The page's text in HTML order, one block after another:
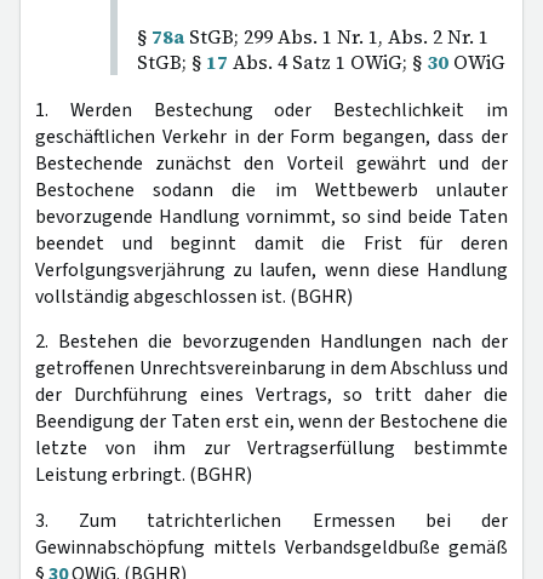
§ 78a StGB; 299 Abs. 1 Nr. 1, Abs. 2 Nr. 1
StGB; § 17 Abs. 4 Satz 1 OWiG; § 30 OWiG
1. Werden Bestechung oder Bestechlichkeit im
geschäftlichen Verkehr in der Form begangen, dass der
Bestechende zunächst den Vorteil gewährt und der
Bestochene sodann die im Wettbewerb unlauter
bevorzugende Handlung vornimmt, so sind beide Taten
beendet und beginnt damit die Frist für deren
Verfolgungsverjährung zu laufen, wenn diese Handlung
vollständig abgeschlossen ist. (BGHR)
2. Bestehen die bevorzugenden Handlungen nach der
getroffenen Unrechtsvereinbarung in dem Abschluss und
der Durchführung eines Vertrags, so tritt daher die
Beendigung der Taten erst ein, wenn der Bestochene die
letzte von ihm zur Vertragserfüllung bestimmte
Leistung erbringt. (BGHR)
3. Zum tatrichterlichen Ermessen bei der
Gewinnabschöpfung mittels Verbandsgeldbuße gemäß